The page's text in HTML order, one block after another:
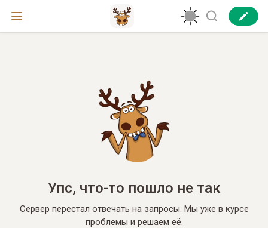
Упс, что-то пошло не так
Сервер перестал отвечать на запросы. Мы уже в курсе
проблемы и решаем её.